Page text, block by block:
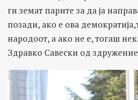
ги земат парите за да ја
позади, ако е ова
народоот, а ако не е, тогаш
Здравко Савески од